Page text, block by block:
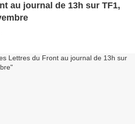
au journal de 13h sur TF1,